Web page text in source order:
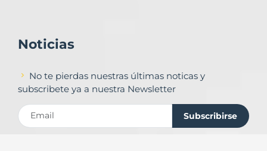
Noticias
No te pierdas nuestras últimas noticas y
subscribete ya a nuestra Newsletter
Subscribirse